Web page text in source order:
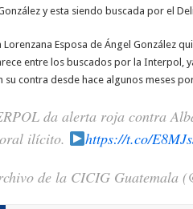
y esta siendo buscada por el
Lorenzana Esposa de Ángel González
entre los buscados por la Interpol,
su contra desde hace algunos meses
da alerta roja contra
ilícito.
https://t.co/
de la CICIG Guatemala